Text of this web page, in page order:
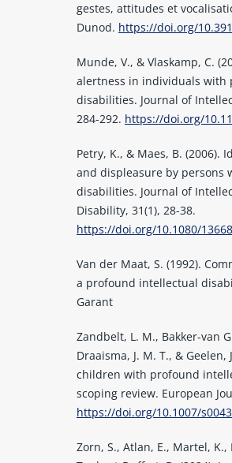
gestes, attitudes et
Dunod. https://doi.org/
Munde, V., & Vlaskamp, C.
alertness in individuals
disabilities. Journal of
284-292. https://doi.org/
Petry, K., & Maes, B.
and displeasure by
disabilities. Journal of
Disability, 31(1), 28-38.
https://doi.org/10.1080/
Van der Maat, S. (1992).
a profound intellectual
Garant
Zandbelt, L. M., Bakker-van
Draaisma, J. M. T., &
children with profound
scoping review. European
https://doi.org/10.1007/
Zorn, S., Atlan, E., Martel,